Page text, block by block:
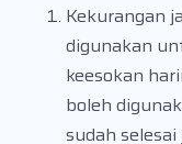
Kekurangan
digunakan
keesokan
boleh
sudah selesai